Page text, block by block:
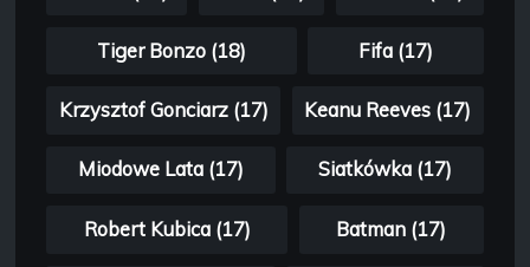
Tiger Bonzo (18) Fifa (17)
Krzysztof Gonciarz (17) Keanu Reeves (17)
Miodowe Lata (17) Siatkówka (17)
Robert Kubica (17) Batman (17)